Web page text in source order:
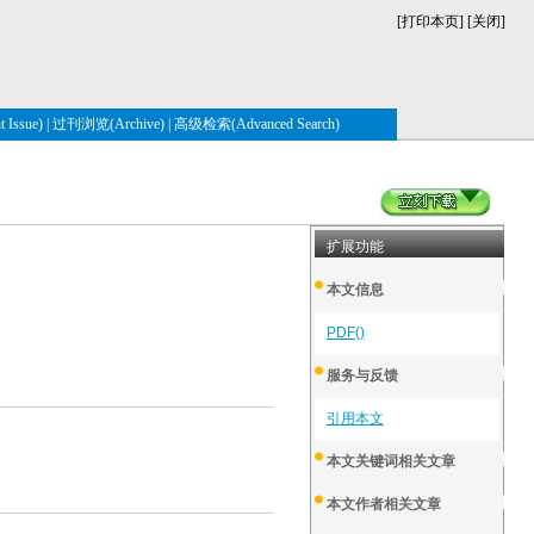
[打印本页] [关闭]
Issue)| 过刊浏览(Archive)| 高级检索(Advanced Search)
扩展功能
本文信息
PDF()
服务与反馈
引用本文
本文关键词相关文章
本文作者相关文章